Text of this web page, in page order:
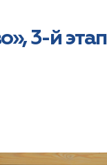
3-й этап